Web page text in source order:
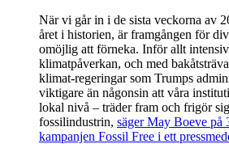
När vi går in i de sista veckorna av
året i historien, är framgången för
omöjlig att förneka. Inför allt
klimatpåverkan, och med
klimat-regeringar som Trumps
viktigare än någonsin att våra
lokal nivå – träder fram och frigör
fossilindustrin, säger May Boeve på
kampanjen Fossil Free i ett